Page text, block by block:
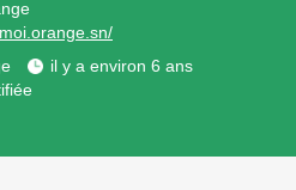
il y a environ 6 ans